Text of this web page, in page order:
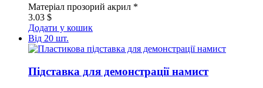
Матеріал прозорий акрил *
3.03 $
Додати у кошик
Від 20 шт.
Підставка для демонстрації намист